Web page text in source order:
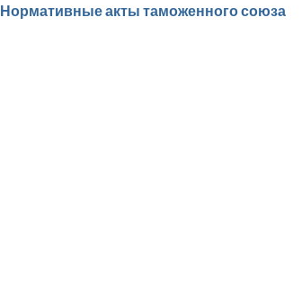
Нормативные акты таможенного союза